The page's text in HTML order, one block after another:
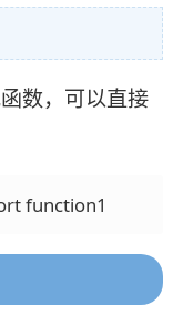
数，可以直接